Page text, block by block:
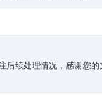
后续处理情况，感谢您的